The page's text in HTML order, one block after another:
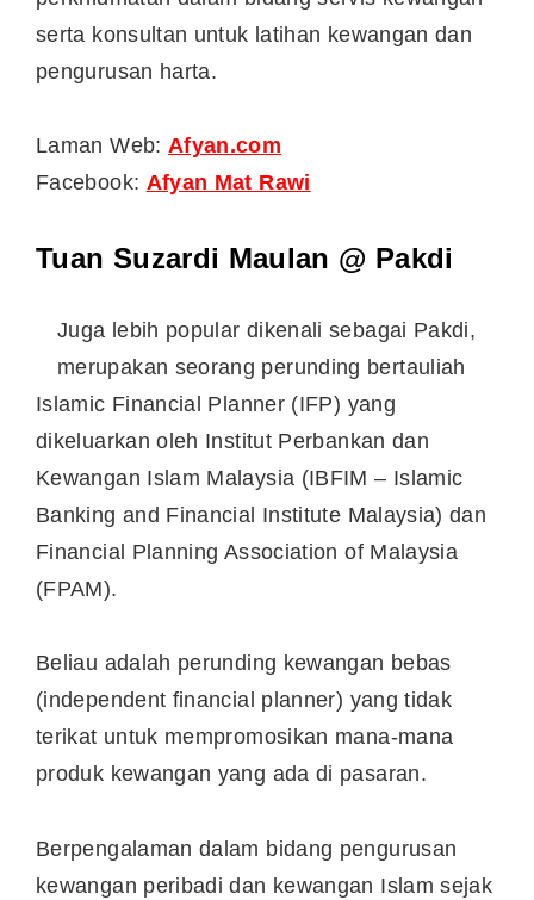
serta konsultan untuk latihan kewangan dan
pengurusan harta.
Laman Web: Afyan.com
Facebook: Afyan Mat Rawi
Tuan Suzardi Maulan @ Pakdi
Juga lebih popular dikenali sebagai Pakdi,
merupakan seorang perunding bertauliah
Islamic Financial Planner (IFP) yang
dikeluarkan oleh Institut Perbankan dan
Kewangan Islam Malaysia (IBFIM – Islamic
Banking and Financial Institute Malaysia) dan
Financial Planning Association of Malaysia
(FPAM).
Beliau adalah perunding kewangan bebas
(independent financial planner) yang tidak
terikat untuk mempromosikan mana-mana
produk kewangan yang ada di pasaran.
Berpengalaman dalam bidang pengurusan
kewangan peribadi dan kewangan Islam sejak